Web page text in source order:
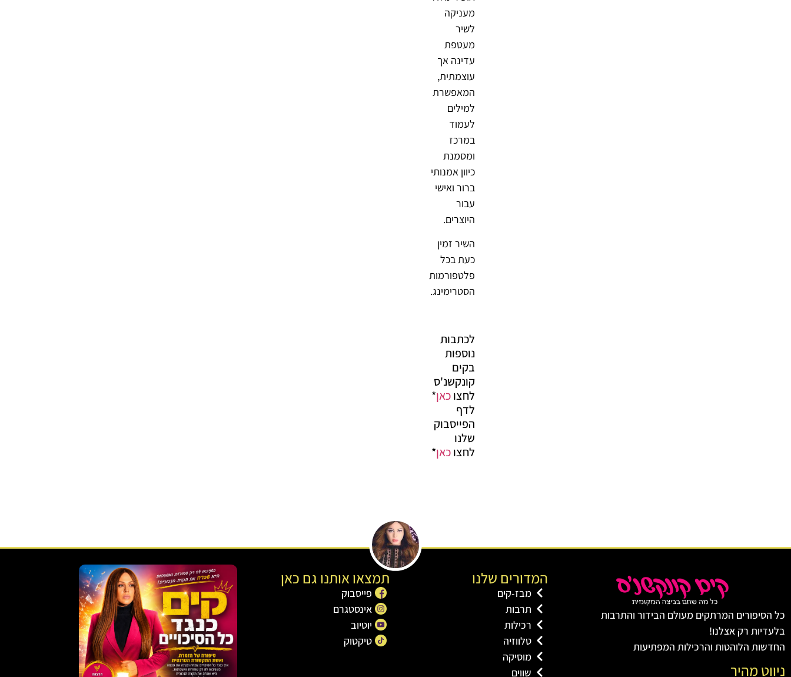
מעניקה
לשיר
מעטפת
עדינה אך
עוצמתית,
המאפשרת
למילים
לעמוד
במרכז
ומסמנת
כיוון אמנותי
ברור ואישי
עבור
היוצרים.
השיר זמין
כעת בכל
פלטפורמות
הסטרימינג.
לכתבות
נוספות
בקים
קונקשנ'ס
לחצוכאן*
לדף
הפייסבוק
שלנו
לחצוכאן*
כל הסיפורים המרתקים מעולם הבידור והתרבות
בלעדיות רק אצלנו!
החדשות הלוהטות והרכילות המפתיעות
ניווט מהיר
המדורים שלנו
מבז-קים
תרבות
רכילות
טלווזיה
מוסיקה
שווים
תמצאו אותנו גם כאן
פייסבוק
אינסטגרם
יוטיוב
טיקטוק